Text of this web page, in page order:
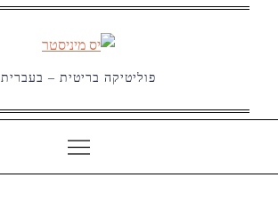
פוליטיקה בריטית – בעברית